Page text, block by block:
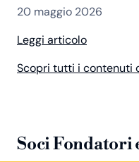
20 maggio 2026
Leggi articolo
Scopri tutti i contenuti
Soci Fondatori